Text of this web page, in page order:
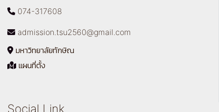
074-317608
admission.tsu2560@gmail.com
มหาวิทยาลัยทักษิณ
แผนที่ตั้ง
Social Link